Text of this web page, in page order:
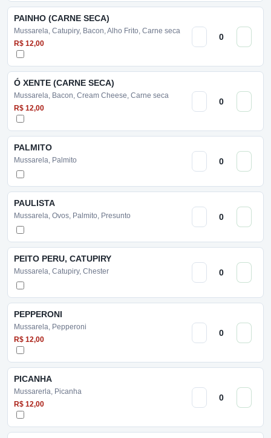
PAINHO (CARNE SECA)
Mussarela, Catupiry, Bacon, Alho Frito, Carne seca
R$ 12,00
Ó XENTE (CARNE SECA)
Mussarela, Bacon, Cream Cheese, Carne seca
R$ 12,00
PALMITO
Mussarela, Palmito
PAULISTA
Mussarela, Ovos, Palmito, Presunto
PEITO PERU, CATUPIRY
Mussarela, Catupiry, Chester
PEPPERONI
Mussarela, Pepperoni
R$ 12,00
PICANHA
Mussarerla, Picanha
R$ 12,00